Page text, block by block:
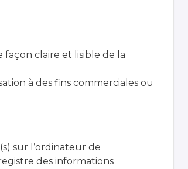
claire et lisible de la
à des fins commerciales ou
sur l’ordinateur de
des informations